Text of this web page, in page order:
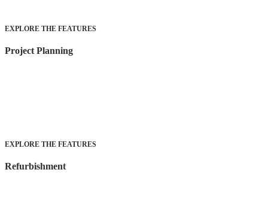
EXPLORE THE FEATURES
Project Planning
EXPLORE THE FEATURES
Refurbishment